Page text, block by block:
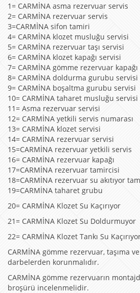
1= CARMİNA asma rezervuar servis
2= CARMİNA rezervuar servis
3=CARMİNA sifon tamiri
4= CARMİNA klozet musluğu servisi
5= CARMİNA rezervuar taşı servisi
6= CARMİNA klozet kapağı servisi
7= CARMİNA gömme rezervuar
8= CARMİNA doldurma gurubu servisi
9= CARMİNA boşaltma gurubu servisi
10= CARMİNA taharet musluğu servisi
11= Asma rezervuar servisi
12= CARMİNA yetkili servis numarası
13= CARMİNA klozet servisi
14= CARMİNA rezervuar servisi
15=CARMİNA rezervuar yetkili servis
16= CARMİNA rezervuar kapağı
17=CARMİNA rezervuar tamircisi
18=CARMİNA rezervuar su akıtıyor
19=CARMİNA taharet grubu
20= CARMİNA Klozet Su Kaçırıyor
21= CARMİNA Klozet Su Doldurmuyor
22= CARMİNA Klozet Tankı Su
CARMİNA gömme rezervuar, taşıma
darbelerden korunmalıdır.
CARMİNA gömme rezervuarın
broşürü incelenmelidir.